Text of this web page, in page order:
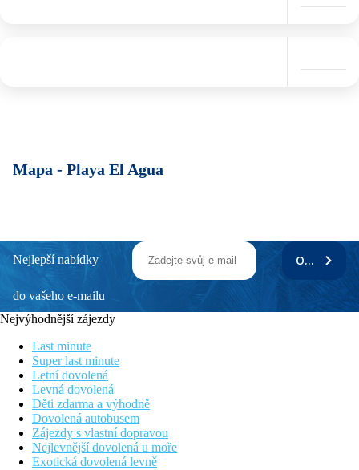
Mapa - Playa El Agua
Nejlepší nabídky
do vašeho e-mailu
ODEBÍRAT
Nejvýhodnější zájezdy
Last minute
Super last minute
Letní dovolená
Levná dovolená
Děti zdarma a výhodně
Dovolená autobusem
Zájezdy s vlastní dopravou
Nejlevnější dovolená u moře
Exotická dovolená levně